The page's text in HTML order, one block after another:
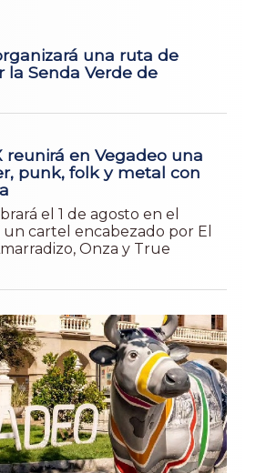
una ruta de
la Senda Verde de
reunirá en Vegadeo una
punk, folk y metal con
el 1 de agosto en el
cartel encabezado por El
Onza y True